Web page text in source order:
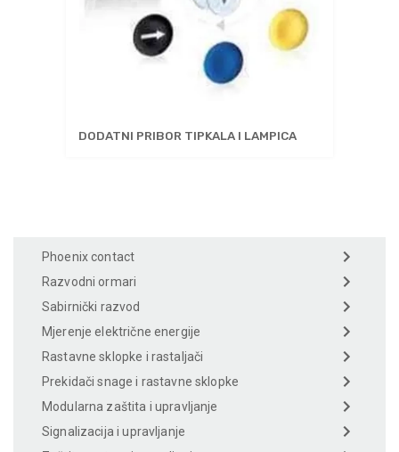
DODATNI PRIBOR TIPKALA I LAMPICA
Phoenix contact
Razvodni ormari
Sabirnički razvod
Mjerenje električne energije
Rastavne sklopke i rastaljači
Prekidači snage i rastavne sklopke
Modularna zaštita i upravljanje
Signalizacija i upravljanje